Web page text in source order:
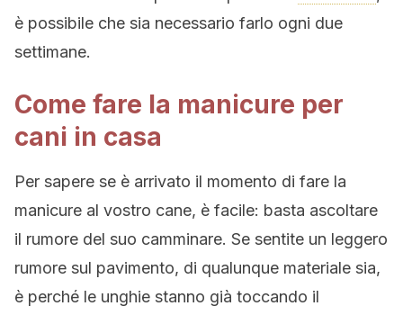
è possibile che sia necessario farlo ogni due
settimane.
Come fare la manicure per
cani in casa
Per sapere se è arrivato il momento di fare la
manicure al vostro cane, è facile: basta ascoltare
il rumore del suo camminare. Se sentite un leggero
rumore sul pavimento, di qualunque materiale sia,
è perché le unghie stanno già toccando il